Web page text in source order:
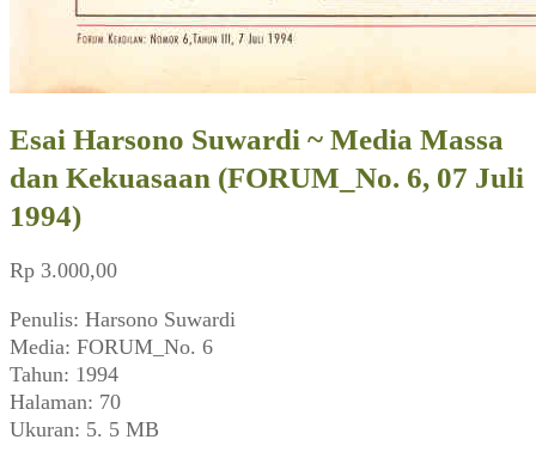
Esai Harsono Suwardi ~ Media Massa
dan Kekuasaan (FORUM_No. 6, 07 Juli
1994)
Rp 3.000,00
Penulis: Harsono Suwardi
Media: FORUM_No. 6
Tahun: 1994
Halaman: 70
Ukuran: 5. 5 MB